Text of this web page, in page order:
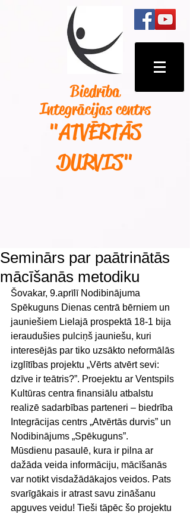
Biedrība
Integrācijas centrs
"ATVĒRTĀS
DURVIS"
Seminārs par paātrinātās
mācīšanās metodiku
Šovakar, 9.aprīlī Nodibinājuma
Spēkuguns Dienas centrā bērniem un
jauniešiem Lielajā prospektā 18-1 bija
ieraudušies pulciņš jauniešu, kuri
interesējās par tiko uzsākto neformālās
izglītības projektu „Vērts atvērt sevi:
dzīve ir teātris?”. Proejektu ar Ventspils
Kultūras centra finansiālu atbalstu
realizē sadarbības parteneri – biedrība
Integrācijas centrs „Atvērtās durvis” un
Nodibinājums „Spēkuguns”.
Mūsdienu pasaulē, kura ir pilna ar
dažāda veida informāciju, mācīšanās
var notikt visdažādākajos veidos. Pats
svarīgākais ir atrast savu zināšanu
apguves veidu! Tieši tāpēc šo projektu